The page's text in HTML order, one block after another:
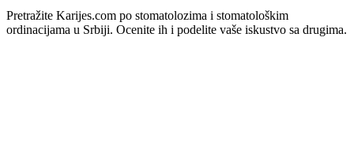
Pretražite Karijes.com po stomatolozima i stomatološkim
ordinacijama u Srbiji. Ocenite ih i podelite vaše iskustvo sa drugima.